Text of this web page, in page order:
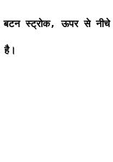
स्ट्रोक, ऊपर से नीचे
है।